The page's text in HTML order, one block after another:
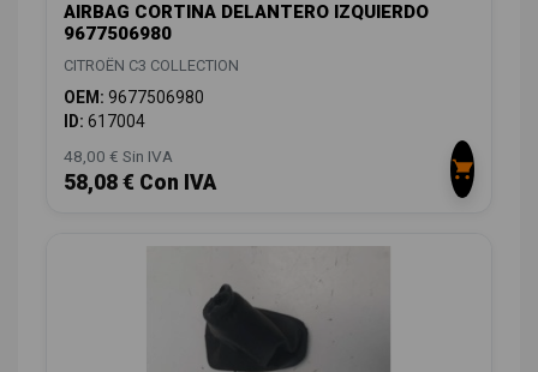
AIRBAG CORTINA DELANTERO IZQUIERDO
9677506980
CITROËN C3 COLLECTION
OEM: 9677506980
ID: 617004
48,00 € Sin IVA
58,08 € Con IVA